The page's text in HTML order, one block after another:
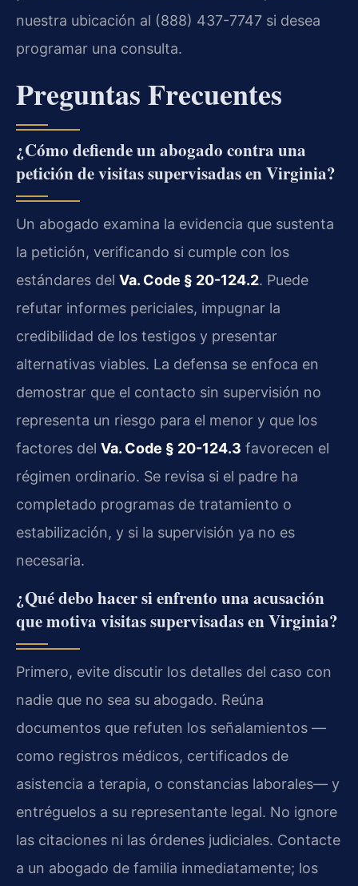
nuestra ubicación al (888) 437-7747 si desea
programar una consulta.
Preguntas Frecuentes
¿Cómo defiende un abogado contra una
petición de visitas supervisadas en Virginia?
Un abogado examina la evidencia que sustenta
la petición, verificando si cumple con los
estándares del Va. Code § 20-124.2. Puede
refutar informes periciales, impugnar la
credibilidad de los testigos y presentar
alternativas viables. La defensa se enfoca en
demostrar que el contacto sin supervisión no
representa un riesgo para el menor y que los
factores del Va. Code § 20-124.3 favorecen el
régimen ordinario. Se revisa si el padre ha
completado programas de tratamiento o
estabilización, y si la supervisión ya no es
necesaria.
¿Qué debo hacer si enfrento una acusación
que motiva visitas supervisadas en Virginia?
Primero, evite discutir los detalles del caso con
nadie que no sea su abogado. Reúna
documentos que refuten los señalamientos —
como registros médicos, certificados de
asistencia a terapia, o constancias laborales— y
entréguelos a su representante legal. No ignore
las citaciones ni las órdenes judiciales. Contacte
a un abogado de familia inmediatamente; los